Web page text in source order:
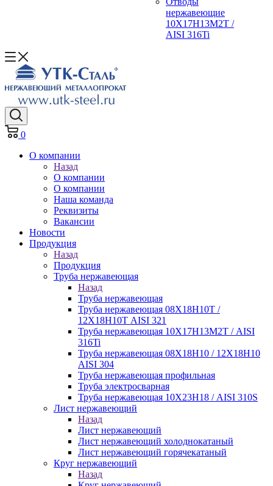
нержавеющие
10Х17Н13М2Т /
AISI 316Ti
0
О компании
Назад
О компании
О компании
Наша команда
Реквизиты
Вакансии
Новости
Продукция
Назад
Продукция
Труба нержавеющая
Назад
Труба нержавеющая
Труба нержавеющая 08Х18Н10Т /
12Х18Н10Т AISI 321
Труба нержавеющая 10Х17Н13М2Т / AISI
316Ti
Труба нержавеющая 08Х18Н10 / 12Х18Н10
AISI 304
Труба нержавеющая профильная
Труба электросварная
Труба нержавеющая 10Х23Н18 / AISI 310S
Лист нержавеющий
Назад
Лист нержавеющий
Лист нержавеющий холоднокатаный
Лист нержавеющий горячекатаный
Круг нержавеющий
Назад